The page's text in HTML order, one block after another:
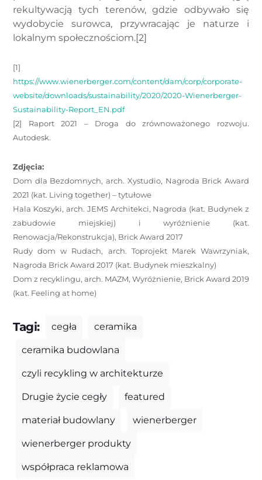
rekultywacją tych terenów, gdzie odbywało się
wydobycie surowca, przywracając je naturze i
lokalnym społecznościom.[2]
[1]
https://www.wienerberger.com/content/dam/corp/corporate-
website/downloads/sustainability/2020/2020-Wienerberger-
Sustainability-Report_EN.pdf
[2] Raport 2021 – Droga do zrównoważonego rozwoju.
Autodesk.
Zdjęcia:
Dom dla Bezdomnych, arch. Xystudio, Nagroda Brick Award
2021 (kat. Living together) – tytułowe
Hala Koszyki, arch. JEMS Architekci, Nagroda (kat. Budynek z
zabudowie miejskiej) i wyróżnienie (kat.
Renowacja/Rekonstrukcja), Brick Award 2017
Rudy dom w Rudach, arch. Toprojekt Marek Wawrzyniak,
Nagroda Brick Award 2017 (kat. Budynek mieszkalny)
Dom z recyklingu, arch. MAZM, Wyróżnienie, Brick Award 2019
(kat. Feeling at home)
Tagi: cegła ceramika
ceramika budowlana
czyli recykling w architekturze
Drugie życie cegły featured
materiał budowlany wienerberger
wienerberger produkty
współpraca reklamowa